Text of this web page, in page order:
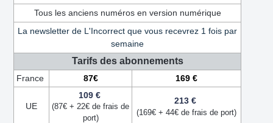
Tous les anciens numéros en version numérique
La newsletter de L'Incorrect que vous recevrez 1 fois par
semaine
Tarifs des abonnements
France 87€ 169 €
UE
109 €
(87€ + 22€ de frais de
port)
213 €
(169€ + 44€ de frais de port)